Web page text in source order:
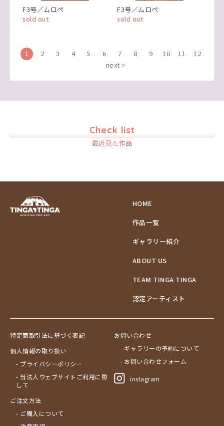
F3号／ムロペ
sold out
F3号／ムロペ
sold out
1 2 3 4 5 6 7 8 9 10 11
12
next >
Check list
最近見た作品
HOME
作品一覧
ギャラリー紹介
ABOUT US
TEAM TINGA TINGA
認定アーティスト
特定商取引法に基づく表記
個人情報の取り扱い
- プライバシーポリシー
- 当法人ウェブサイトご利用に際
して
ご注文方法
- ご購入について
お問い合わせ
- ギャラリーの予約について
- お問い合わせフォーム
instagram